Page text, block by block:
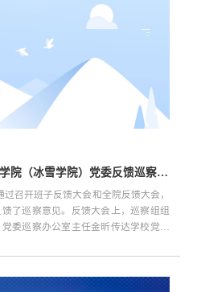
学校党委第一巡察组向体育学院（冰雪学院）党委反馈巡察意见
召开班子反馈大会和全院反馈大会，
了巡察意见。反馈大会上，巡察组组
委巡察办公室主任金昕传达学校党委
表态发言，巡察组全体成员、党委巡
室、监察处相关同志、体育学院（冰